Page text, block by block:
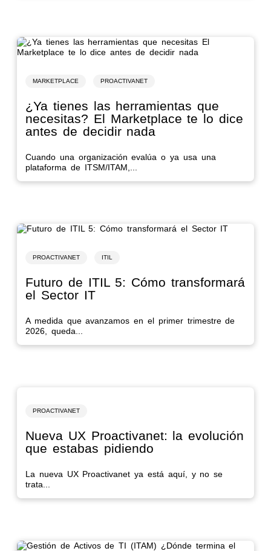
MARKETPLACE PROACTIVANET
¿Ya tienes las herramientas que
necesitas? El Marketplace te lo dice
antes de decidir nada
Cuando una organización evalúa o ya usa una
plataforma de ITSM/ITAM,...
PROACTIVANET ITIL
Futuro de ITIL 5: Cómo transformará
el Sector IT
A medida que avanzamos en el primer trimestre de
2026, queda...
PROACTIVANET
Nueva UX Proactivanet: la evolución
que estabas pidiendo
La nueva UX Proactivanet ya está aquí, y no se
trata...